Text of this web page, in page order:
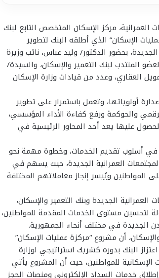
مركز الإسكان المتخصص التابع لبنك
الإسكان” الذي أطلقه البنك لتطوير
بحضور الدكتور/ وليد عباس، نائب وزيرة
المنتدب لبنك التعمير والإسكان، والسيدة/
العقاري، وعدد من قيادات وزارة الإسكان
أولوياتها، وتعمل باستمرار على تطوير
والحوكمة ورفع كفاءة الأداء المؤسسي،
عليها يعد أحد المحاور الرئيسية في
في أسلوب تقديم الخدمات، وخطوة مهمة نحو
العمرانية الجديدة، حيث يسهم في
ويُيسر إنجاز معاملاتهم المختلفة
الجديدة وبنك التعمير والإسكان،
لتحسين مستوى الخدمات المقدمة للمواطنين،
الجديدة في مختلف أنحاء الجمهورية.
أن مشروع “مركزة عمليات الإسكان”
البنك بدوره كشريك استراتيجي لوزارة
الإسكانية للمواطنين، حيث أن المشروع يأتي
خدمات السداد الإلكتروني ومنصات الحجز